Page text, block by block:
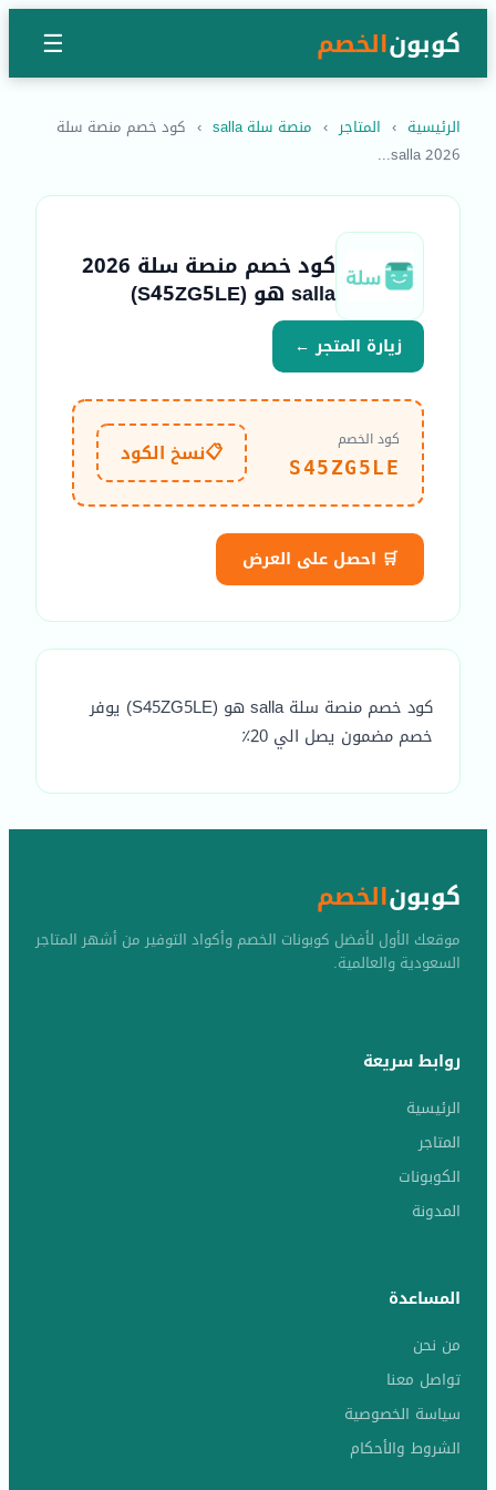
كوبونالخصم ☰
الرئيسية › المتاجر › منصة سلة salla › كود خصم منصة سلة
2026 salla...
كود خصم منصة سلة 2026
salla هو (S45ZG5LE)
زيارة المتجر ←
كود الخصم
S45ZG5LE
📋نسخ الكود
🛒 احصل على العرض
كود خصم منصة سلة salla هو (S45ZG5LE) يوفر
خصم مضمون يصل الي 20٪
كوبونالخصم
موقعك الأول لأفضل كوبونات الخصم وأكواد التوفير من أشهر المتاجر
السعودية والعالمية.
روابط سريعة
الرئيسية
المتاجر
الكوبونات
المدونة
المساعدة
من نحن
تواصل معنا
سياسة الخصوصية
الشروط والأحكام